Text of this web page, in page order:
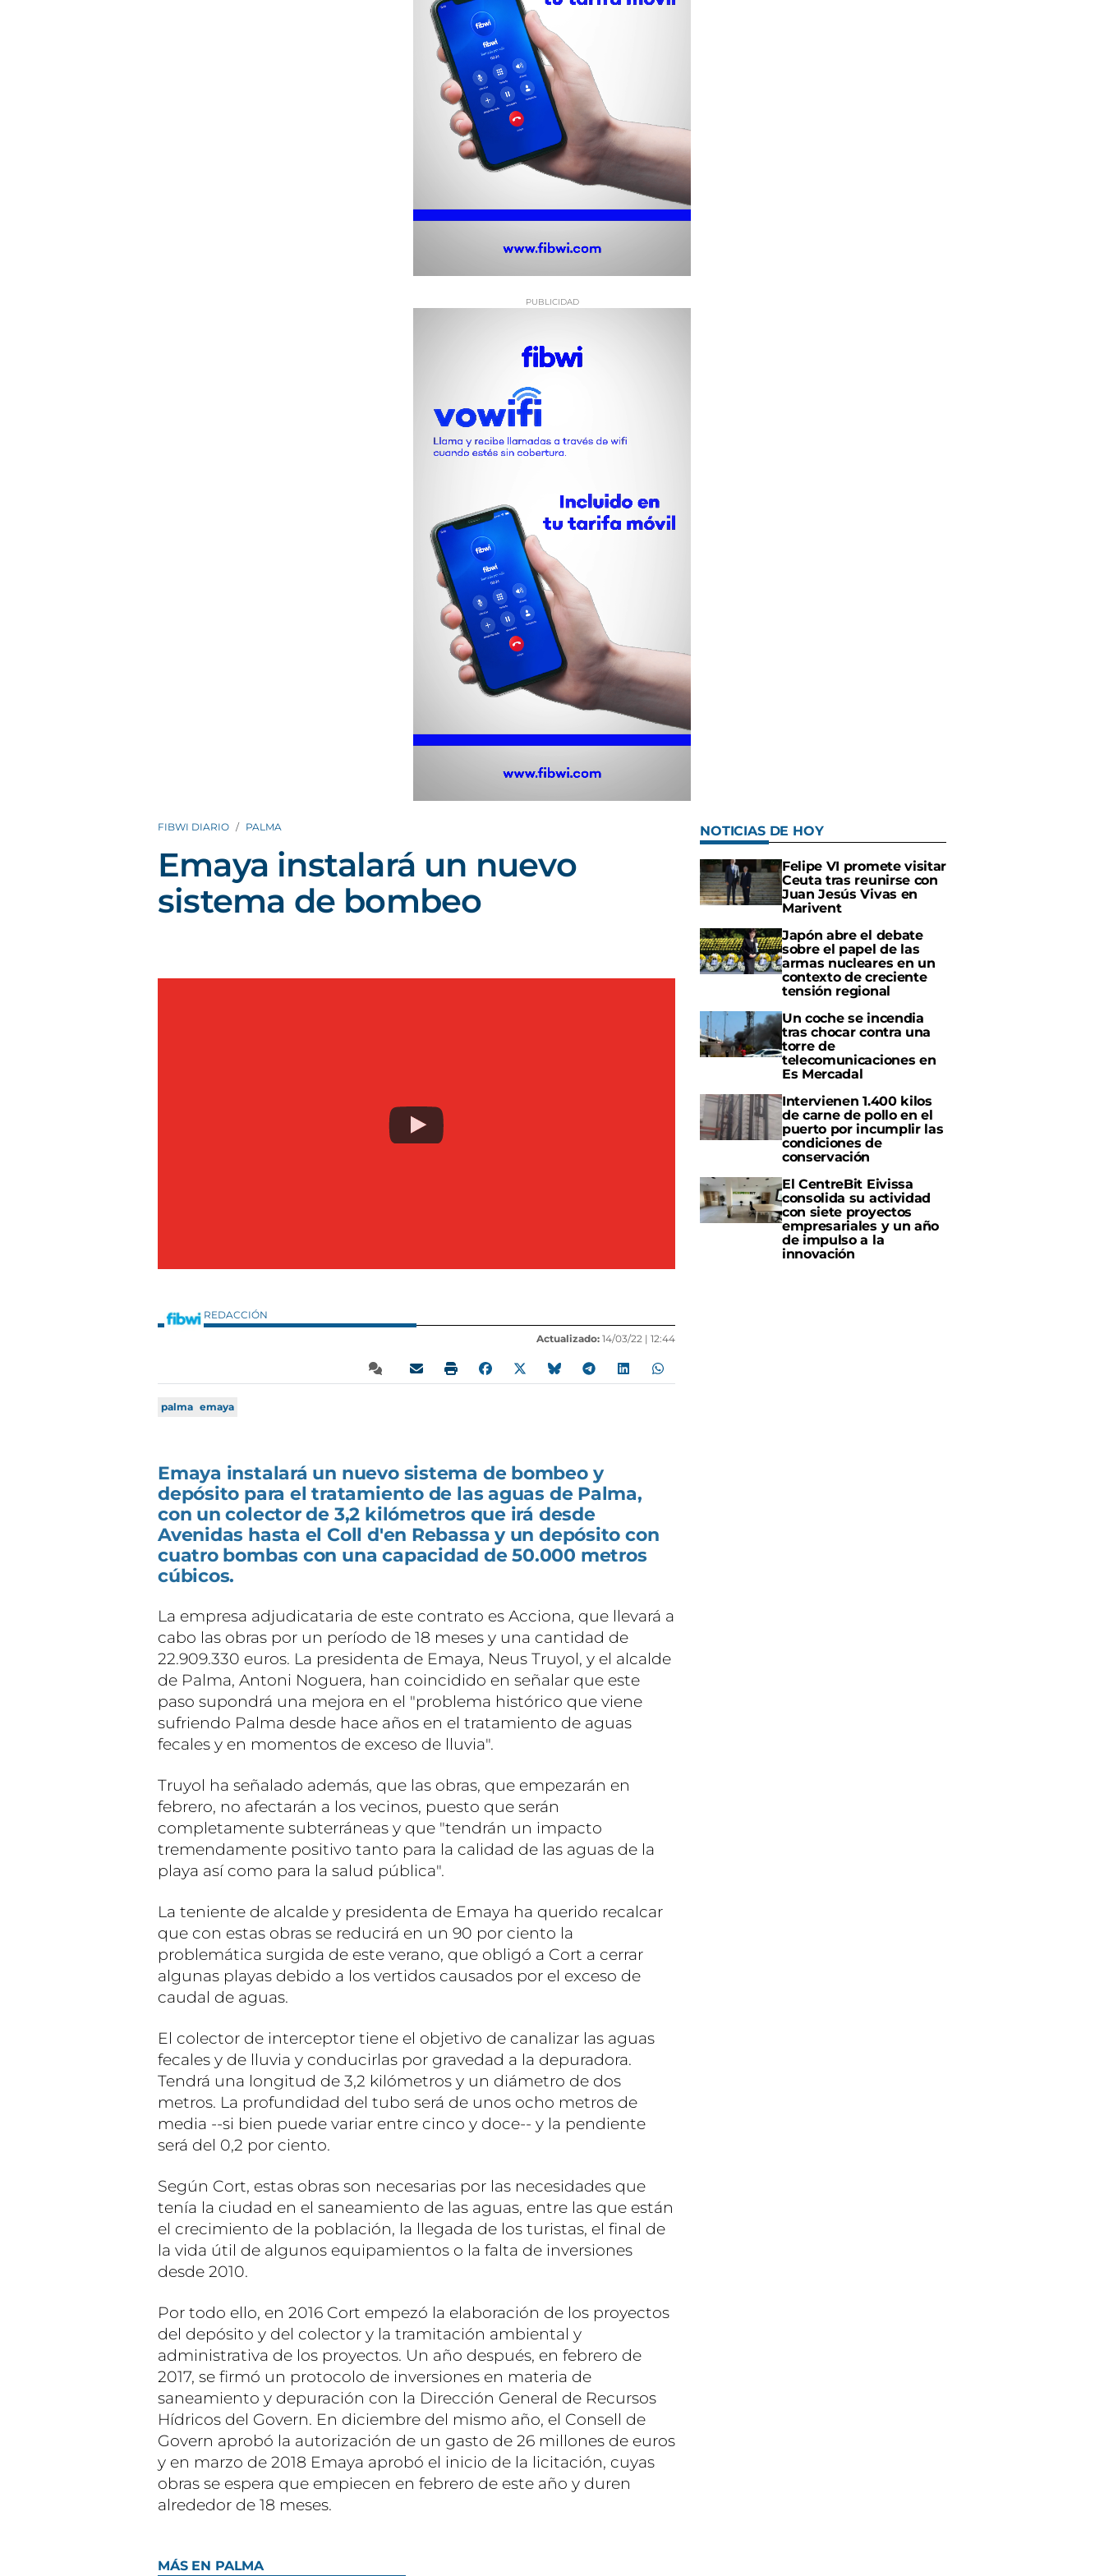
FIBWI DIARIO PALMA
Emaya instalará un nuevo
sistema de bombeo
REDACCIÓN
Actualizado: 14/03/22 | 12:44
palma emaya
Emaya instalará un nuevo sistema de bombeo y
depósito para el tratamiento de las aguas de Palma,
con un colector de 3,2 kilómetros que irá desde
Avenidas hasta el Coll d'en Rebassa y un depósito con
cuatro bombas con una capacidad de 50.000 metros
cúbicos.
La empresa adjudicataria de este contrato es Acciona, que llevará a
cabo las obras por un período de 18 meses y una cantidad de
22.909.330 euros. La presidenta de Emaya, Neus Truyol, y el alcalde
de Palma, Antoni Noguera, han coincidido en señalar que este
paso supondrá una mejora en el "problema histórico que viene
sufriendo Palma desde hace años en el tratamiento de aguas
fecales y en momentos de exceso de lluvia".
Truyol ha señalado además, que las obras, que empezarán en
febrero, no afectarán a los vecinos, puesto que serán
completamente subterráneas y que "tendrán un impacto
tremendamente positivo tanto para la calidad de las aguas de la
playa así como para la salud pública".
La teniente de alcalde y presidenta de Emaya ha querido recalcar
que con estas obras se reducirá en un 90 por ciento la
problemática surgida de este verano, que obligó a Cort a cerrar
algunas playas debido a los vertidos causados por el exceso de
caudal de aguas.
El colector de interceptor tiene el objetivo de canalizar las aguas
fecales y de lluvia y conducirlas por gravedad a la depuradora.
Tendrá una longitud de 3,2 kilómetros y un diámetro de dos
metros. La profundidad del tubo será de unos ocho metros de
media --si bien puede variar entre cinco y doce-- y la pendiente
será del 0,2 por ciento.
Según Cort, estas obras son necesarias por las necesidades que
tenía la ciudad en el saneamiento de las aguas, entre las que están
el crecimiento de la población, la llegada de los turistas, el final de
la vida útil de algunos equipamientos o la falta de inversiones
desde 2010.
Por todo ello, en 2016 Cort empezó la elaboración de los proyectos
del depósito y del colector y la tramitación ambiental y
administrativa de los proyectos. Un año después, en febrero de
2017, se firmó un protocolo de inversiones en materia de
saneamiento y depuración con la Dirección General de Recursos
Hídricos del Govern. En diciembre del mismo año, el Consell de
Govern aprobó la autorización de un gasto de 26 millones de euros
y en marzo de 2018 Emaya aprobó el inicio de la licitación, cuyas
obras se espera que empiecen en febrero de este año y duren
alrededor de 18 meses.
NOTICIAS DE HOY
Felipe VI promete visitar
Ceuta tras reunirse con
Juan Jesús Vivas en
Marivent
Japón abre el debate
sobre el papel de las
armas nucleares en un
contexto de creciente
tensión regional
Un coche se incendia
tras chocar contra una
torre de
telecomunicaciones en
Es Mercadal
Intervienen 1.400 kilos
de carne de pollo en el
puerto por incumplir las
condiciones de
conservación
El CentreBit Eivissa
consolida su actividad
con siete proyectos
empresariales y un año
de impulso a la
innovación
MÁS EN PALMA